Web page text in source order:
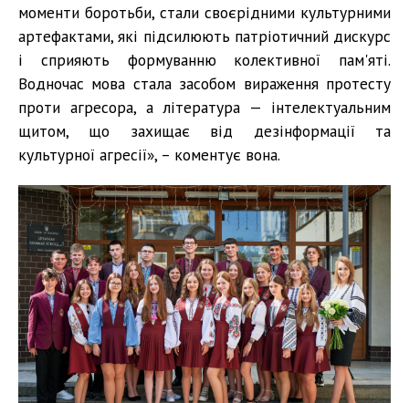
моменти боротьби, стали своєрідними культурними
артефактами, які підсилюють патріотичний дискурс
і сприяють формуванню колективної пам'яті.
Водночас мова стала засобом вираження протесту
проти агресора, а література — інтелектуальним
щитом, що захищає від дезінформації та
культурної агресії», – коментує вона.